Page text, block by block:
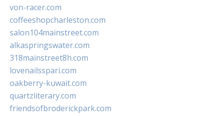
von-racer.com
coffeeshopcharleston.com
salon104mainstreet.com
alkaspringswater.com
318mainstreet8h.com
lovenailsspari.com
oakberry-kuwait.com
quartzliterary.com
friendsofbroderickpark.com